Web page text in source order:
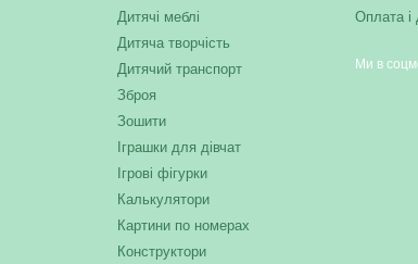
Дитячі меблі
Дитяча творчість
Дитячий транспорт
Зброя
Зошити
Іграшки для дівчат
Ігрові фігурки
Калькулятори
Картини по номерах
Конструктори
Оплата і
Ми в